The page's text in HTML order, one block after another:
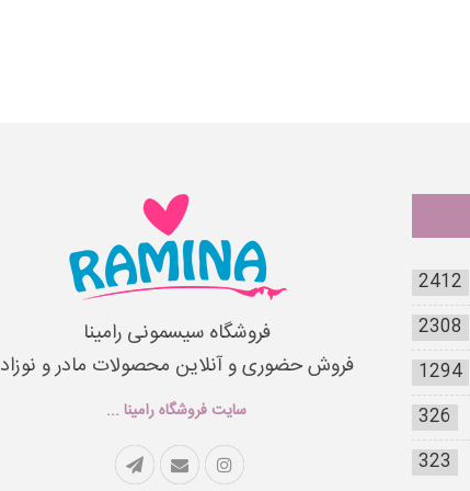
2412
2308
1294
326
323
فروشگاه سیسمونی رامینا
فروش حضوری و آنلاین محصولات مادر و نوزاد
سایت فروشگاه رامینا ...